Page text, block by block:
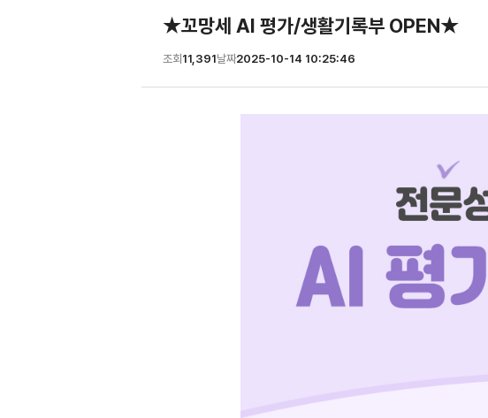
★꼬망세 AI 평가/생활기록부 OPEN★
조회 11,391날짜2025-10-14 10:25:46